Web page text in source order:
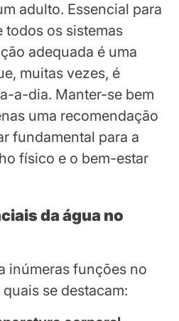
adulto. Essencial para
os sistemas
adequada é uma
muitas vezes, é
a-dia. Manter-se bem
uma recomendação
fundamental para a
físico e o bem-estar
da água no
inúmeras funções no
se destacam: